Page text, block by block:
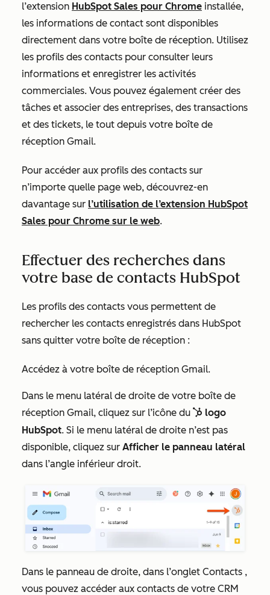
l’extension HubSpot Sales pour Chrome installée,
les informations de contact sont disponibles
directement dans votre boîte de réception. Utilisez
les profils des contacts pour consulter leurs
informations et enregistrer les activités
commerciales. Vous pouvez également créer des
tâches et associer des entreprises, des transactions
et des tickets, le tout depuis votre boîte de
réception Gmail.
Pour accéder aux profils des contacts sur
n’importe quelle page web, découvrez-en
davantage sur l’utilisation de l’extension HubSpot
Sales pour Chrome sur le web.
Effectuer des recherches dans
votre base de contacts HubSpot
Les profils des contacts vous permettent de
rechercher les contacts enregistrés dans HubSpot
sans quitter votre boîte de réception :
Accédez à votre boîte de réception Gmail.
Dans le menu latéral de droite de votre boîte de
réception Gmail, cliquez sur l’icône du sprocket logo
HubSpot. Si le menu latéral de droite n’est pas
disponible, cliquez sur Afficher le panneau latéral
dans l’angle inférieur droit.
Dans le panneau de droite, dans l’onglet Contacts ,
vous pouvez accéder aux contacts de votre CRM